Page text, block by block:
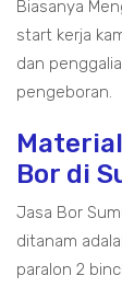
Biasanya
start kerja
dan
pengeboran.
Bor di
Jasa Bor
ditanam
paralon 2